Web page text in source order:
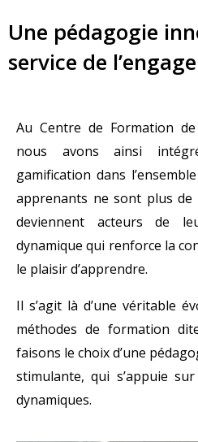
Une pédagogie
service de
Au Centre de Formation
nous avons ainsi
gamification dans
apprenants ne sont plus de
deviennent acteurs de
dynamique qui renforce la
le plaisir d’apprendre.
Il s’agit là d’une véritable
méthodes de formation
faisons le choix d’une
stimulante, qui s’appuie
dynamiques.